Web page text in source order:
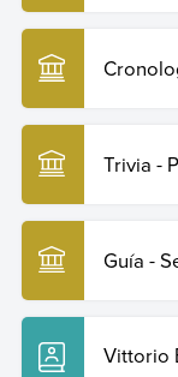
Trivia -
Guía -
Vittorio